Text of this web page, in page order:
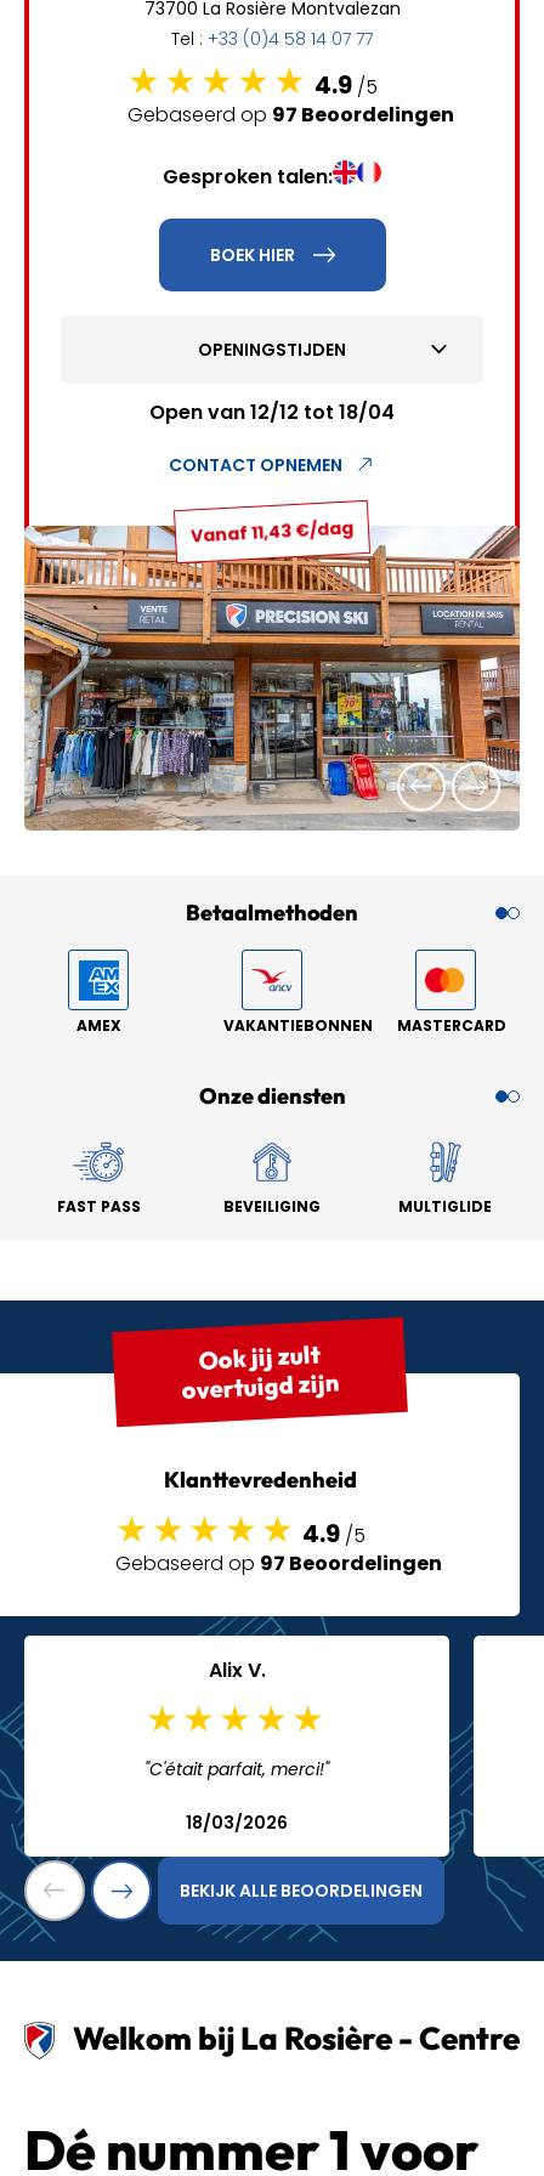
7 8 9 10 11
14 15 16 17 18
21 22 23 24 25 26
28 29 30 31
5 6 7 8
12 13 14
18 19 20 21 22
26 27 28 29
73700 La Rosière Montvalezan
Tel : +33 (0)4 58 14 07 77
4.9 /5
Gebaseerd op 97 Beoordelingen
Gesproken talen:
Vanaf 11,43 €/dag
BOEK HIER
OPENINGSTIJDEN
Open van 12/12 tot 18/04
CONTACT OPNEMEN
Betaalmethoden
AMEX VAKANTIEBONNEN MASTERCARD
Onze diensten
FAST PASS BEVEILIGING MULTIGLIDE
Ook jij zult
overtuigd zijn
Klanttevredenheid
4.9 /5
Gebaseerd op 97 Beoordelingen
Alix V.
"C'était parfait, merci!"
18/03/2026
BEKIJK ALLE BEOORDELINGEN
Welkom bij La Rosière - Centre
Dé nummer 1 voor